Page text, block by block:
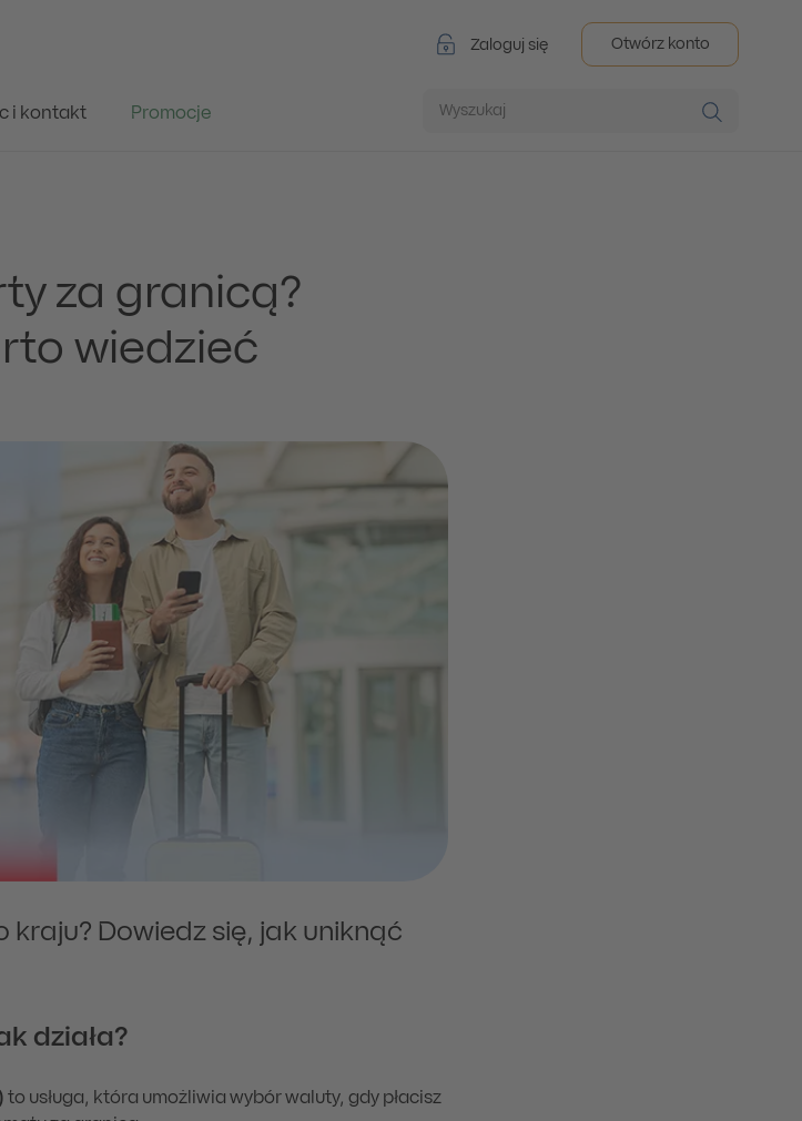
i kontakt Promocje
Zaloguj się Otwórz konto
Wyszukaj
za granicą?
wiedzieć
kraju? Dowiedz się, jak uniknąć
działa?
to usługa, która umożliwia wybór waluty, gdy płacisz